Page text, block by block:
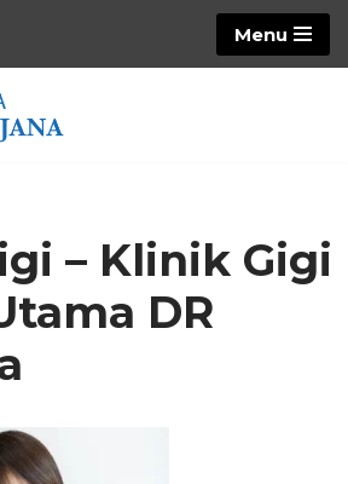
Menu
– Klinik Gigi
DR